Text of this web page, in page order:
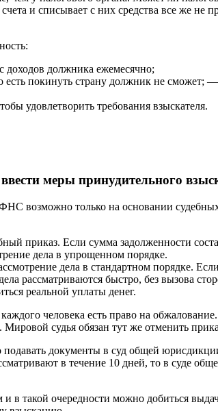
и списывает с них средства все же не
доходов должника ежемесячно;
покинуть страну должник не сможет;
удовлетворить требования взыскателя.
меры принудительного
возможно только на основании
приказ. Если сумма задолженности
дела в упрощенном порядке.
дела в стандартном порядке.
рассматриваются быстро, без вызова
реальной уплаты денег.
человека есть право на обжалование.
судья обязан тут же отменить
подавать документы в суд общей
в течение 10 дней, то в суде
в такой очередности можно добиться